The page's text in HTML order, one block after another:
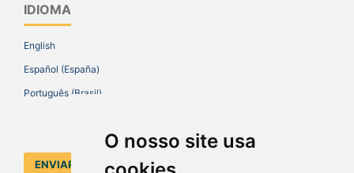
O nosso site usa
IDIOMA
English
Español (España)
Português (Brasil)
ENVIAR SUBMISSÃO